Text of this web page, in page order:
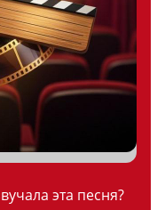
эта песня?